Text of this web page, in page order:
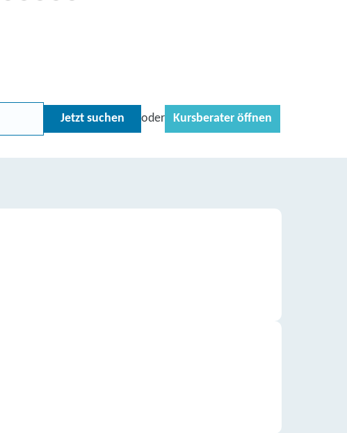
Jetzt suchen oder Kursberater öffnen